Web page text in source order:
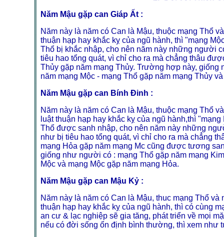
Năm Mậu gặp can Giáp Ất :
Năm này là năm có Can là Mậu, thuộc mạng Thổ
thuận hạp hay khắc kỵ của ngũ hành, thì "mạng
Thổ bị khắc nhập, cho nên năm này những người
tiêu hao tổng quát, vì chỉ cho ra mà chẳng thâu
Thủy gặp năm mạng Thủy. Trường hợp này,
năm mạng Mộc - mạng Thổ gặp năm mạng Thủy
Năm Mậu gặp can Bính Đinh :
Năm này là năm có Can là Mậu, thuộc mạng Thổ
luật thuận hạp hay khắc kỵ của ngũ hành,thì
Thổ được sanh nhập, cho nên năm này những
như bị tiêu hao tổng quát, vì chỉ cho ra mà chẳng
mạng Hỏa gặp năm mạng Mc cũng được tương
giống như người có : mạng Thổ gặp năm mạng
Mộc và mạng Mộc gặp năm mạng Hỏa.
Năm Mậu gặp can Mậu Kỷ :
Năm này là năm có Can là Mậu, thuc mạng Thổ
thuận hạp hay khắc kỵ của ngũ hành, thì có cùng
an cư & lạc nghiệp sẽ gia tăng, phát triển về mọi
nếu có đời sống ổn định bình thường, thì xem như